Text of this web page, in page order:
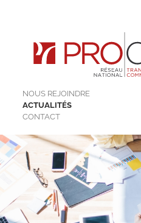
NOUS REJOINDRE
ACTUALITÉS
CONTACT